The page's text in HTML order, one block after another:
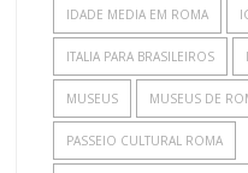
IDADE MEDIA EM ROMA
ITALIA PARA BRASILEIROS
MUSEUS MUSEUS DE
PASSEIO CULTURAL ROMA